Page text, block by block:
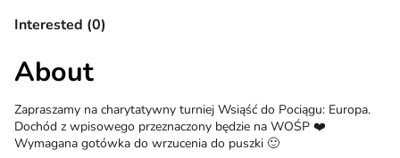
Interested (0)
About
Zapraszamy na charytatywny turniej Wsiąść do Pociągu: Europa.
Dochód z wpisowego przeznaczony będzie na WOŚP ❤️
Wymagana gotówka do wrzucenia do puszki 🙂